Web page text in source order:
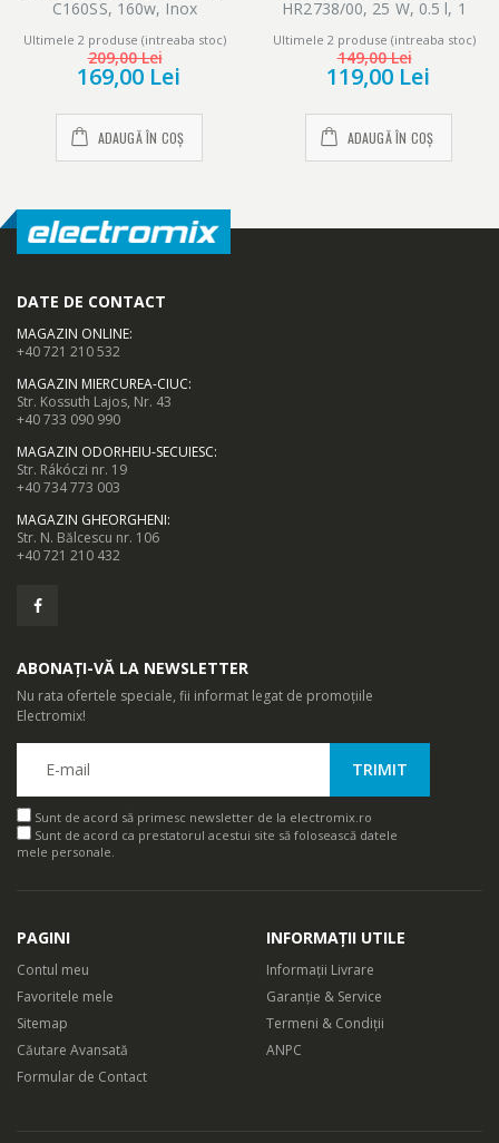
C160SS, 160w, Inox
Ultimele 2 produse (intreaba stoc)
209,00 Lei
169,00 Lei
ADAUGĂ ÎN COȘ
HR2738/00, 25 W, 0.5 l, 1
Ultimele 2 produse (intreaba stoc)
149,00 Lei
119,00 Lei
ADAUGĂ ÎN COȘ
DATE DE CONTACT
MAGAZIN ONLINE:
+40 721 210 532
MAGAZIN MIERCUREA-CIUC:
Str. Kossuth Lajos, Nr. 43
+40 733 090 990
MAGAZIN ODORHEIU-SECUIESC:
Str. Rákóczi nr. 19
+40 734 773 003
MAGAZIN GHEORGHENI:
Str. N. Bălcescu nr. 106
+40 721 210 432
ABONAȚI-VĂ LA NEWSLETTER
Nu rata ofertele speciale, fii informat legat de promoțiile
Electromix!
Sunt de acord să primesc newsletter de la electromix.ro
Sunt de acord ca prestatorul acestui site să folosească datele
mele personale.
PAGINI
Contul meu
Favoritele mele
Sitemap
Căutare Avansată
Formular de Contact
INFORMAȚII UTILE
Informații Livrare
Garanție & Service
Termeni & Condiții
ANPC